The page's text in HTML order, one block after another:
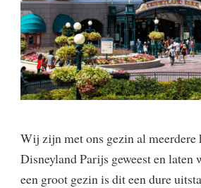
Wij zijn met ons gezin al meerdere
Disneyland Parijs geweest en
een groot gezin is dit een dure